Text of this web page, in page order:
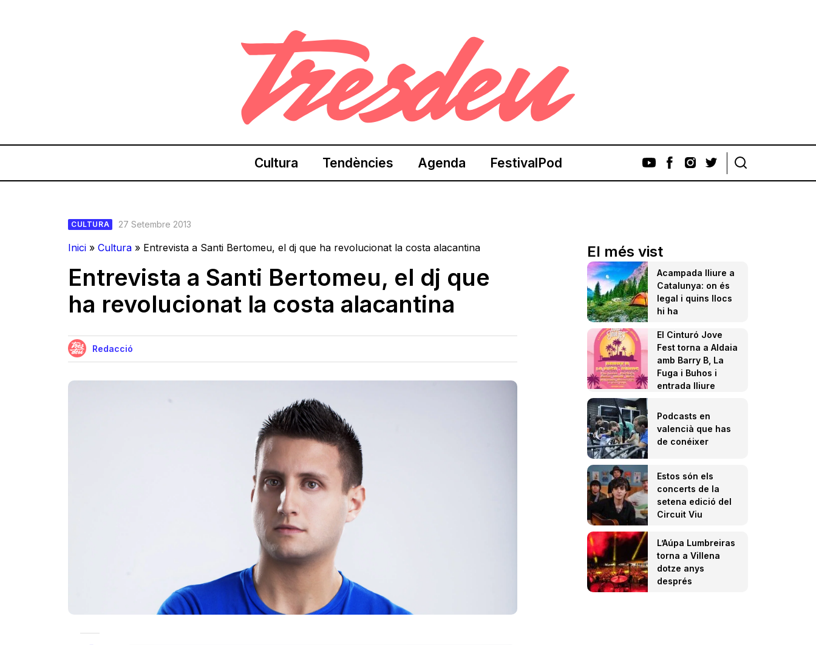
Cultura Tendències Agenda FestivalPod
CULTURA 27 Setembre 2013
Inici » Cultura » Entrevista a Santi Bertomeu, el dj que ha revolucionat la costa alacantina
Entrevista a Santi Bertomeu, el dj que
ha revolucionat la costa alacantina
Redacció
El més vist
Acampada lliure a
Catalunya: on és
legal i quins llocs
hi ha
El Cinturó Jove
Fest torna a Aldaia
amb Barry B, La
Fuga i Buhos i
entrada lliure
Podcasts en
valencià que has
de conéixer
Estos són els
concerts de la
setena edició del
Circuit Viu
L’Aúpa Lumbreiras
torna a Villena
dotze anys
després